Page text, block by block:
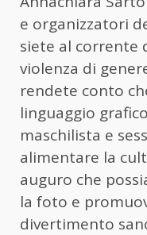
e organizzatori
siete al corrente
violenza di
rendete conto
linguaggio
maschilista e
alimentare la
auguro che
la foto e
divertimento